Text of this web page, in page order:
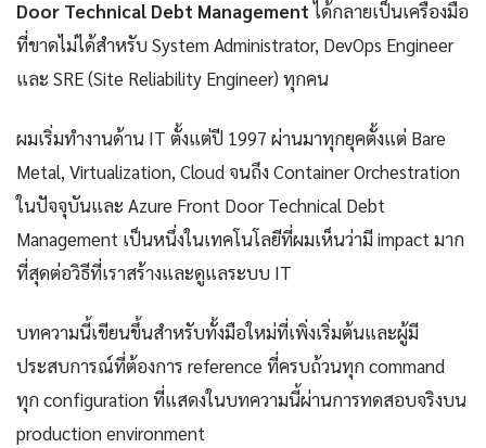
Door Technical Debt Managementได้กลายเป็นเครื่องมือ
ที่ขาดไม่ได้สำหรับ System Administrator, DevOps Engineer
และ SRE (Site Reliability Engineer) ทุกคน
ผมเริ่มทำงานด้าน IT ตั้งแต่ปี 1997 ผ่านมาทุกยุคตั้งแต่ Bare
Metal, Virtualization, Cloud จนถึง Container Orchestration
ในปัจจุบันและ Azure Front Door Technical Debt
Management เป็นหนึ่งในเทคโนโลยีที่ผมเห็นว่ามี impact มาก
ที่สุดต่อวิธีที่เราสร้างและดูแลระบบ IT
บทความนี้เขียนขึ้นสำหรับทั้งมือใหม่ที่เพิ่งเริ่มต้นและผู้มี
ประสบการณ์ที่ต้องการ reference ที่ครบถ้วนทุก command
ทุก configuration ที่แสดงในบทความนี้ผ่านการทดสอบจริงบน
production environment